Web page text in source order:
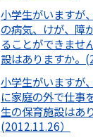
小学生がいますが
の病気、けが、障
ることができませ
設はありますか。
小学生がいますが
に家庭の外で仕事
生の保育施設はあ
(2012.11.26）